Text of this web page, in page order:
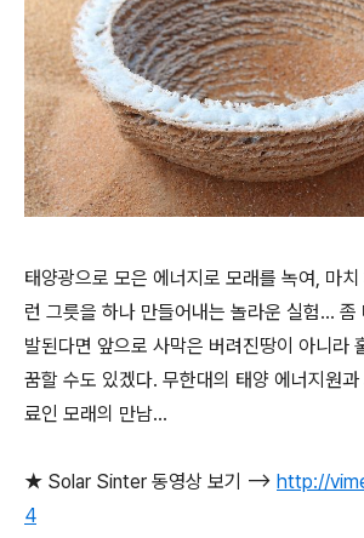
태양광으로 모은 에너지로 모래를 녹여, 마
런 그릇을 하나 만들어내는 놀라운 실험... 좀
발된다면 앞으로 사막은 버려진땅이 아니라
꿈할 수도 있겠다. 무한대의 태양 에너지원
료인 모래의 만남...
★ Solar Sinter 동영상 보기 --> http://
4